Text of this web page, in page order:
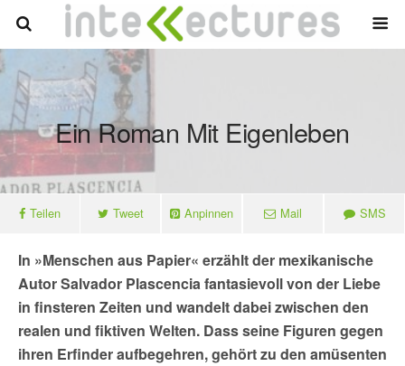
Ein Roman Mit Eigenleben
Teilen Tweet Anpinnen Mail SMS
In »Menschen aus Papier« erzählt der mexikanische
Autor Salvador Plascencia fantasievoll von der Liebe
in finsteren Zeiten und wandelt dabei zwischen den
realen und fiktiven Welten. Dass seine Figuren gegen
ihren Erfinder aufbegehren, gehört zu den amüsenten